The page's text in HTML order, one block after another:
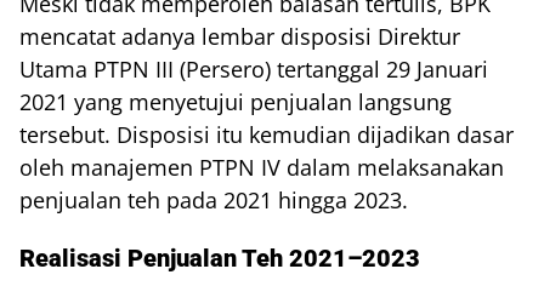
mencatat adanya lembar disposisi Direktur
Utama PTPN III (Persero) tertanggal 29 Januari
2021 yang menyetujui penjualan langsung
tersebut. Disposisi itu kemudian dijadikan dasar
oleh manajemen PTPN IV dalam melaksanakan
penjualan teh pada 2021 hingga 2023.
Realisasi Penjualan Teh 2021–2023